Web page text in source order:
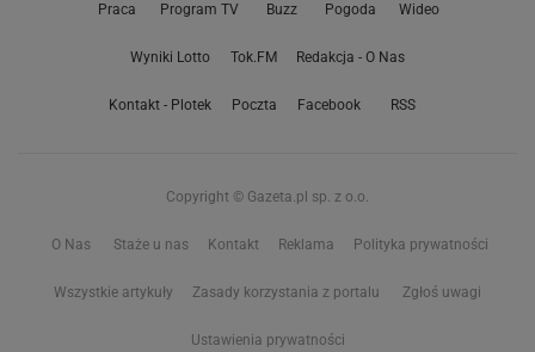
Praca Program TV Buzz Pogoda Wideo
Wyniki Lotto Tok.FM Redakcja - O Nas
Kontakt - Plotek Poczta Facebook RSS
Copyright © Gazeta.pl sp. z o.o.
O Nas Staże u nas Kontakt Reklama Polityka prywatności
Wszystkie artykuły Zasady korzystania z portalu Zgłoś uwagi
Ustawienia prywatności